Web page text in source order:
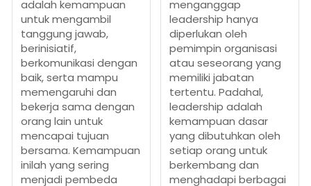
adalah kemampuan
untuk mengambil
tanggung jawab,
berinisiatif,
berkomunikasi dengan
baik, serta mampu
memengaruhi dan
bekerja sama dengan
orang lain untuk
mencapai tujuan
bersama. Kemampuan
inilah yang sering
menjadi pembeda
menganggap
leadership hanya
diperlukan oleh
pemimpin organisasi
atau seseorang yang
memiliki jabatan
tertentu. Padahal,
leadership adalah
kemampuan dasar
yang dibutuhkan oleh
setiap orang untuk
berkembang dan
menghadapi berbagai